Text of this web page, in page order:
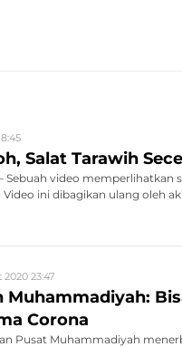
Salat Tarawih
Sebuah video memperlihatkan
ini dibagikan ulang oleh
23:47
Muhammadiyah:
Corona
Pusat Muhammadiyah